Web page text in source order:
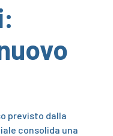
previsto dalla
consolida una